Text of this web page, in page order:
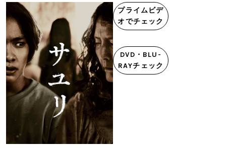
プライムビデ
オでチェック
DVD・BLU-
RAYチェック